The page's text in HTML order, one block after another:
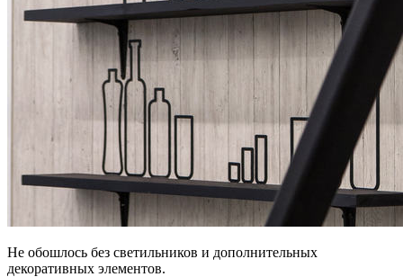
Не обошлось без светильников и дополнительных
декоративных элементов.